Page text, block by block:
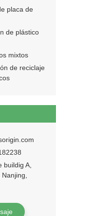
placa de
de plástico
mixtos
de reciclaje
buildig A,